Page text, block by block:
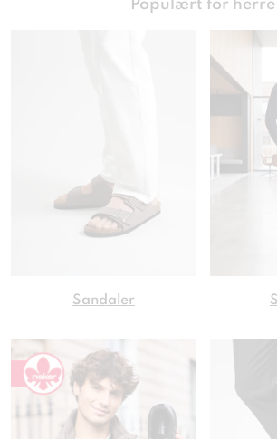
Populært for herre
Sandaler